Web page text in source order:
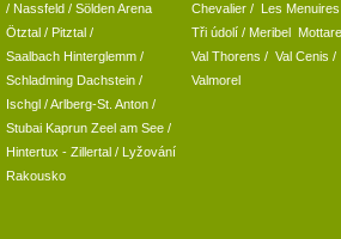
/ Nassfeld / Sölden Arena
Ötztal / Pitztal /
Saalbach Hinterglemm /
Schladming Dachstein /
Ischgl /Arlberg-St. Anton /
Stubai Kaprun Zeel am See /
Hintertux - Zillertal / Lyžování
Rakousko
Chevalier / Les Menuires
Tři údolí / Meribel
Val Thorens / Val Cenis /
Valmorel